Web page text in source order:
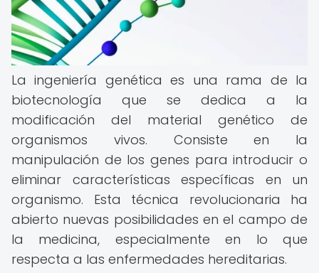
La ingeniería genética es una rama de la
biotecnología que se dedica a la
modificación del material genético de
organismos vivos. Consiste en la
manipulación de los genes para introducir o
eliminar características específicas en un
organismo. Esta técnica revolucionaria ha
abierto nuevas posibilidades en el campo de
la medicina, especialmente en lo que
respecta a las enfermedades hereditarias.